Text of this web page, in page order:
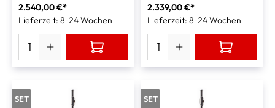
2.540,00 €*
Lieferzeit: 8-24 Wochen
2.339,00 €*
Lieferzeit: 8-24 Wochen
SET SET